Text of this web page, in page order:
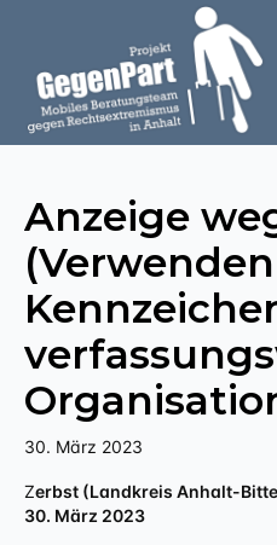
Anzeige
30. März 2023
Zerbst (Landkreis Anhalt-
30. März 2023